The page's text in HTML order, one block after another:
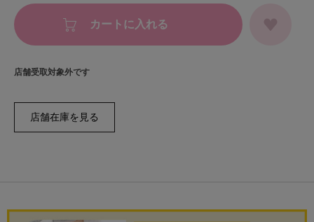
カートに入れる
店舗受取対象外です